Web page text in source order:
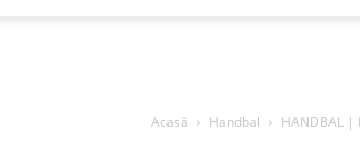
Acasă Handbal HANDBAL |